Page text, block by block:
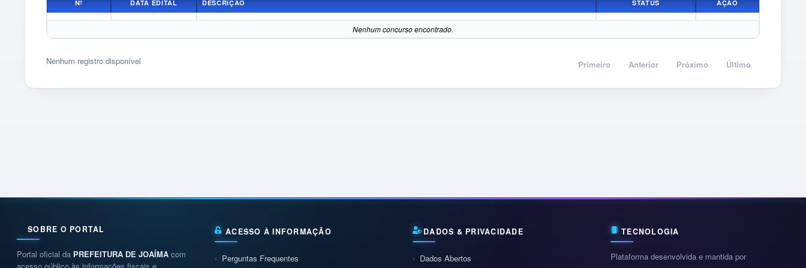
Nº DATA EDITAL DESCRIÇÃO STATUS AÇÃO
Nenhum concurso encontrado.
Nenhum registro disponível Primeiro Anterior Próximo Último
SOBRE O PORTAL
Portal oficial da PREFEITURA DE JOAÍMA com
acesso público às informações fiscais e
ACESSO À INFORMAÇÃO
Perguntas Frequentes
DADOS & PRIVACIDADE
Dados Abertos
TECNOLOGIA
Plataforma desenvolvida e mantida por